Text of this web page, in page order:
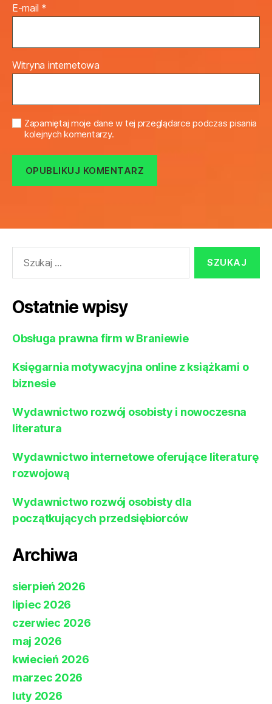
E-mail *
Witryna internetowa
Zapamiętaj moje dane w tej przeglądarce podczas pisania
kolejnych komentarzy.
Ostatnie wpisy
Obsługa prawna firm w Braniewie
Księgarnia motywacyjna online z książkami o
biznesie
Wydawnictwo rozwój osobisty i nowoczesna
literatura
Wydawnictwo internetowe oferujące literaturę
rozwojową
Wydawnictwo rozwój osobisty dla
początkujących przedsiębiorców
Archiwa
sierpień 2026
lipiec 2026
czerwiec 2026
maj 2026
kwiecień 2026
marzec 2026
luty 2026